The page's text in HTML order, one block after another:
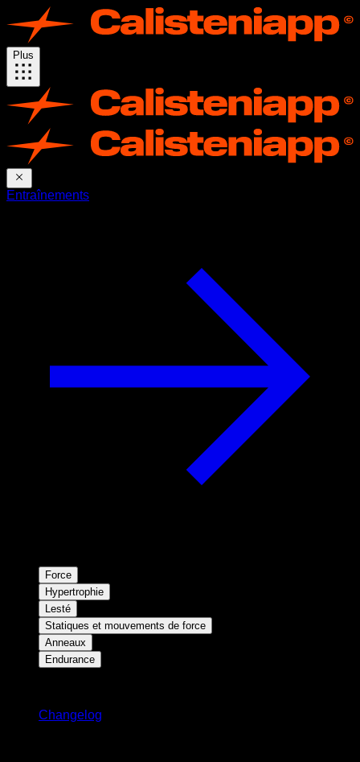
Plus
Entraînements
Force
Hypertrophie
Lesté
Statiques et mouvements de force
Anneaux
Endurance
Changelog